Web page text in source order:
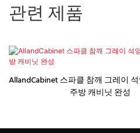
관련 제품
AllandCabinet 스파클 참깨 그레이
주방 캐비닛 완성